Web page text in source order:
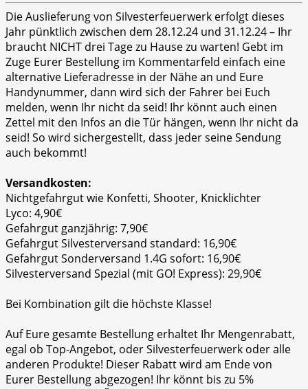
Die Auslieferung von Silvesterfeuerwerk erfolgt dieses
Jahr pünktlich zwischen dem 28.12.24 und 31.12.24 – Ihr
braucht NICHT drei Tage zu Hause zu warten! Gebt im
Zuge Eurer Bestellung im Kommentarfeld einfach eine
alternative Lieferadresse in der Nähe an und Eure
Handynummer, dann wird sich der Fahrer bei Euch
melden, wenn Ihr nicht da seid! Ihr könnt auch einen
Zettel mit den Infos an die Tür hängen, wenn Ihr nicht da
seid! So wird sichergestellt, dass jeder seine Sendung
auch bekommt!
Versandkosten:
Nichtgefahrgut wie Konfetti, Shooter, Knicklichter
Lyco: 4,90€
Gefahrgut ganzjährig: 7,90€
Gefahrgut Silvesterversand standard: 16,90€
Gefahrgut Sonderversand 1.4G sofort: 16,90€
Silvesterversand Spezial (mit GO! Express): 29,90€
Bei Kombination gilt die höchste Klasse!
Auf Eure gesamte Bestellung erhaltet Ihr Mengenrabatt,
egal ob Top-Angebot, oder Silvesterfeuerwerk oder alle
anderen Produkte! Dieser Rabatt wird am Ende von
Eurer Bestellung abgezogen! Ihr könnt bis zu 5%